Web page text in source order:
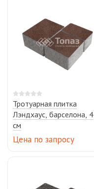
Тротуарная плитка
Лэндхаус, барселона, 4
см
Цена по запросу